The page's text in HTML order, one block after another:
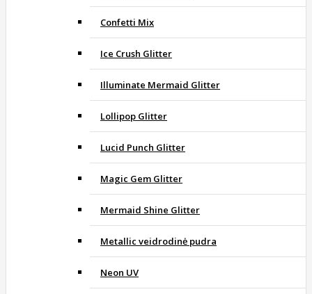
Confetti Mix
Ice Crush Glitter
Illuminate Mermaid Glitter
Lollipop Glitter
Lucid Punch Glitter
Magic Gem Glitter
Mermaid Shine Glitter
Metallic veidrodinė pudra
Neon UV